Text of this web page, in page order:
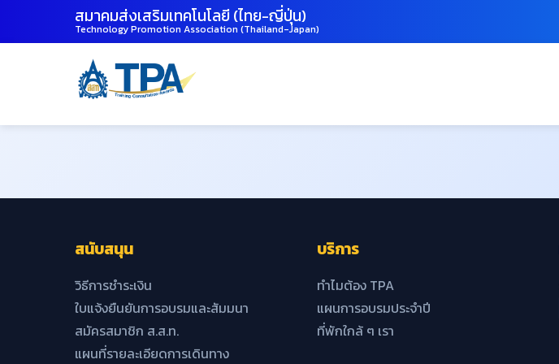
สมาคมส่งเสริมเทคโนโลยี (ไทย-ญี่ปุ่น)
Technology Promotion Association (Thailand-Japan)
สนับสนุน
วิธีการชำระเงิน
ใบแจ้งยืนยันการอบรมและสัมมนา
สมัครสมาชิก ส.ส.ท.
แผนที่รายละเอียดการเดินทาง
บริการ
ทำไมต้อง TPA
แผนการอบรมประจำปี
ที่พักใกล้ ๆ เรา